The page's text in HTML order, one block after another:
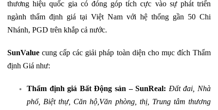
thương hiệu quốc gia có đóng góp tích cực vào sự phát triển
ngành thẩm định giá tại Việt Nam với hệ thống gần 50 Chi
Nhánh, PGD trên khắp cả nước.
SunValue cung cấp các giải pháp toàn diện cho mục đích Thẩm
định Giá như:
Thẩm định giá Bất Động sản – SunReal: Đất đai, Nhà
phố, Biệt thự, Căn hộ,Văn phòng, thị, Trung tâm thương